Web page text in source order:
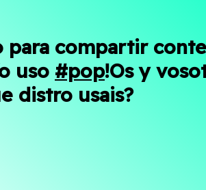
para compartir
uso #pop!Os y
distro usais?